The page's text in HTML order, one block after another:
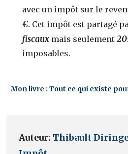
avec un impôt sur le
€. Cet impôt est partagé
fiscaux mais seulement
imposables.
Mon livre : Tout ce qui existe
Auteur: Thibault